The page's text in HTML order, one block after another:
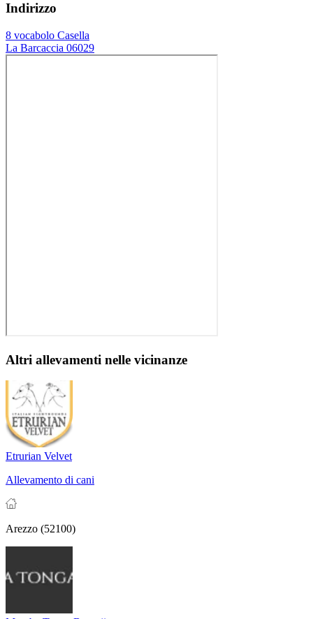
Indirizzo
8 vocabolo Casella
La Barcaccia 06029
Altri allevamenti nelle vicinanze
Etrurian Velvet
Allevamento di cani
Arezzo (52100)